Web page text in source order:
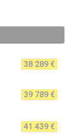
38 289 €
39 789 €
41 439 €